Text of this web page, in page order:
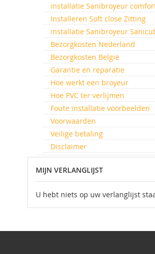
installatie Sanibroyeur
Installeren Soft close Zitting
installatie Sanibroyeur
Bezorgkosten Nederland
Bezorgkosten België
Garantie en reparatie
Hoe werkt een broyeur
Hoe PVC ter verlijmen
Foute installatie voorbeelden
Voorwaarden
Veilige betaling
Disclaimer
MIJN VERLANGLIJST
U hebt niets op uw verlanglijst